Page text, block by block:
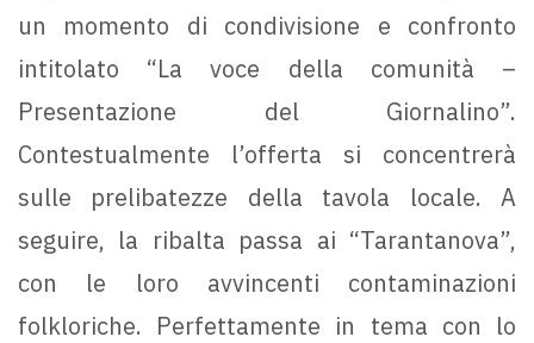
un momento di condivisione e confronto
intitolato “La voce della comunità –
Presentazione del Giornalino”.
Contestualmente l’offerta si concentrerà
sulle prelibatezze della tavola locale. A
seguire, la ribalta passa ai “Tarantanova”,
con le loro avvincenti contaminazioni
folkloriche. Perfettamente in tema con lo